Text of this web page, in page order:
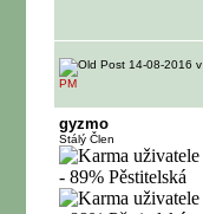
14-08-2016 v
PM
gyzmo
Stálý Člen